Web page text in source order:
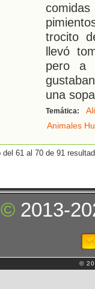
trocito
llevó
pero a
una
Temática:
Animales
del 61 al 70 de 91
© 2013-
©